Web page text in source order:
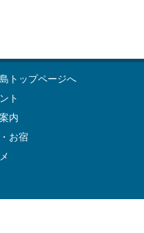
トップページへ
ト
内
お宿